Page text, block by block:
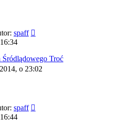
spaff
Śródlądowego Troć
o 23:02
spaff